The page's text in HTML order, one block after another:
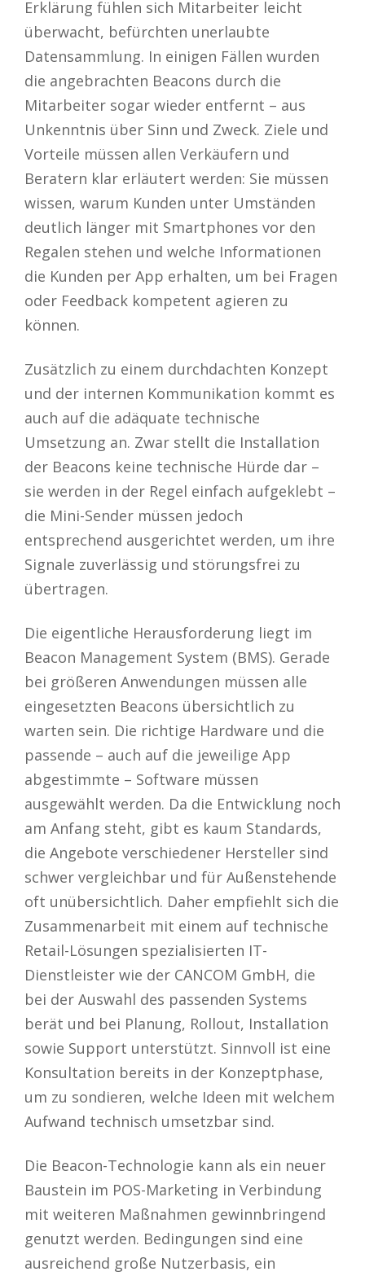
Erklärung fühlen sich Mitarbeiter leicht
überwacht, befürchten unerlaubte
Datensammlung. In einigen Fällen wurden
die angebrachten Beacons durch die
Mitarbeiter sogar wieder entfernt – aus
Unkenntnis über Sinn und Zweck. Ziele und
Vorteile müssen allen Verkäufern und
Beratern klar erläutert werden: Sie müssen
wissen, warum Kunden unter Umständen
deutlich länger mit Smartphones vor den
Regalen stehen und welche Informationen
die Kunden per App erhalten, um bei Fragen
oder Feedback kompetent agieren zu
können.
Zusätzlich zu einem durchdachten Konzept
und der internen Kommunikation kommt es
auch auf die adäquate technische
Umsetzung an. Zwar stellt die Installation
der Beacons keine technische Hürde dar –
sie werden in der Regel einfach aufgeklebt –
die Mini-Sender müssen jedoch
entsprechend ausgerichtet werden, um ihre
Signale zuverlässig und störungsfrei zu
übertragen.
Die eigentliche Herausforderung liegt im
Beacon Management System (BMS). Gerade
bei größeren Anwendungen müssen alle
eingesetzten Beacons übersichtlich zu
warten sein. Die richtige Hardware und die
passende – auch auf die jeweilige App
abgestimmte – Software müssen
ausgewählt werden. Da die Entwicklung noch
am Anfang steht, gibt es kaum Standards,
die Angebote verschiedener Hersteller sind
schwer vergleichbar und für Außenstehende
oft unübersichtlich. Daher empfiehlt sich die
Zusammenarbeit mit einem auf technische
Retail-Lösungen spezialisierten IT-
Dienstleister wie der CANCOM GmbH, die
bei der Auswahl des passenden Systems
berät und bei Planung, Rollout, Installation
sowie Support unterstützt. Sinnvoll ist eine
Konsultation bereits in der Konzeptphase,
um zu sondieren, welche Ideen mit welchem
Aufwand technisch umsetzbar sind.
Die Beacon-Technologie kann als ein neuer
Baustein im POS-Marketing in Verbindung
mit weiteren Maßnahmen gewinnbringend
genutzt werden. Bedingungen sind eine
ausreichend große Nutzerbasis, ein